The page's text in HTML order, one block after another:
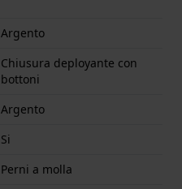
Argento
Chiusura deployante con
bottoni
Argento
Si
Perni a molla